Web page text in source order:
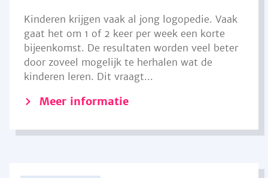
Kinderen krijgen vaak al jong logopedie. Vaak
gaat het om 1 of 2 keer per week een korte
bijeenkomst. De resultaten worden veel beter
door zoveel mogelijk te herhalen wat de
kinderen leren. Dit vraagt...
Meer informatie